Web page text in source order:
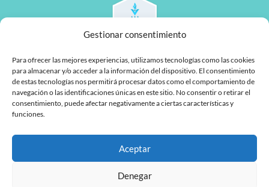
Gestionar consentimiento
Para ofrecer las mejores experiencias, utilizamos tecnologías como las cookies
para almacenar y/o acceder a la información del dispositivo. El consentimiento
de estas tecnologías nos permitirá procesar datos como el comportamiento de
navegación o las identificaciones únicas en este sitio. No consentir o retirar el
consentimiento, puede afectar negativamente a ciertas características y
funciones.
Aceptar
Denegar
L
i
n
a